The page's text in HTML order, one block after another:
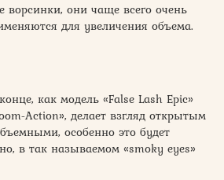
ворсинки, они чаще всего очень
для увеличения объема.
как модель «False Lash Epic»
Action», делает взгляд открытым
особенно это будет
в так называемом «smoky eyes»